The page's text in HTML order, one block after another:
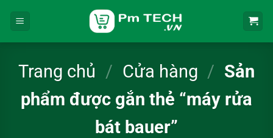
Trang chủ / Cửa hàng / Sản
phẩm được gắn thẻ “máy rửa
bát bauer”